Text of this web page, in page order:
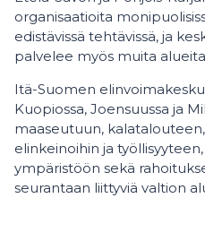
organisaatioita
edistävissä tehtävissä, ja
palvelee myös muita
Itä-Suomen
Kuopiossa, Joensuussa ja
maaseutuun,
elinkeinoihin ja
ympäristöön sekä
seurantaan liittyviä valtion